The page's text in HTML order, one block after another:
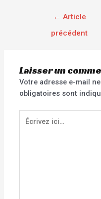
← Article
précédent
Laisser un
Votre adresse e-mail
obligatoires sont
Écrivez
ici…